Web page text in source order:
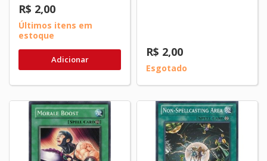
R$ 2,00
Últimos itens em
estoque
Adicionar
R$ 2,00
Esgotado